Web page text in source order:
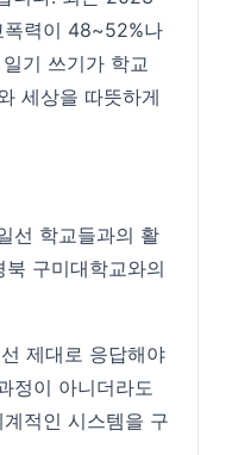
폭력이 48~52%나
기 쓰기가 학교
세상을 따뜻하게
선 학교들과의 활
구미대학교와의
제대로 응답해야
정이 아니더라도
적인 시스템을 구